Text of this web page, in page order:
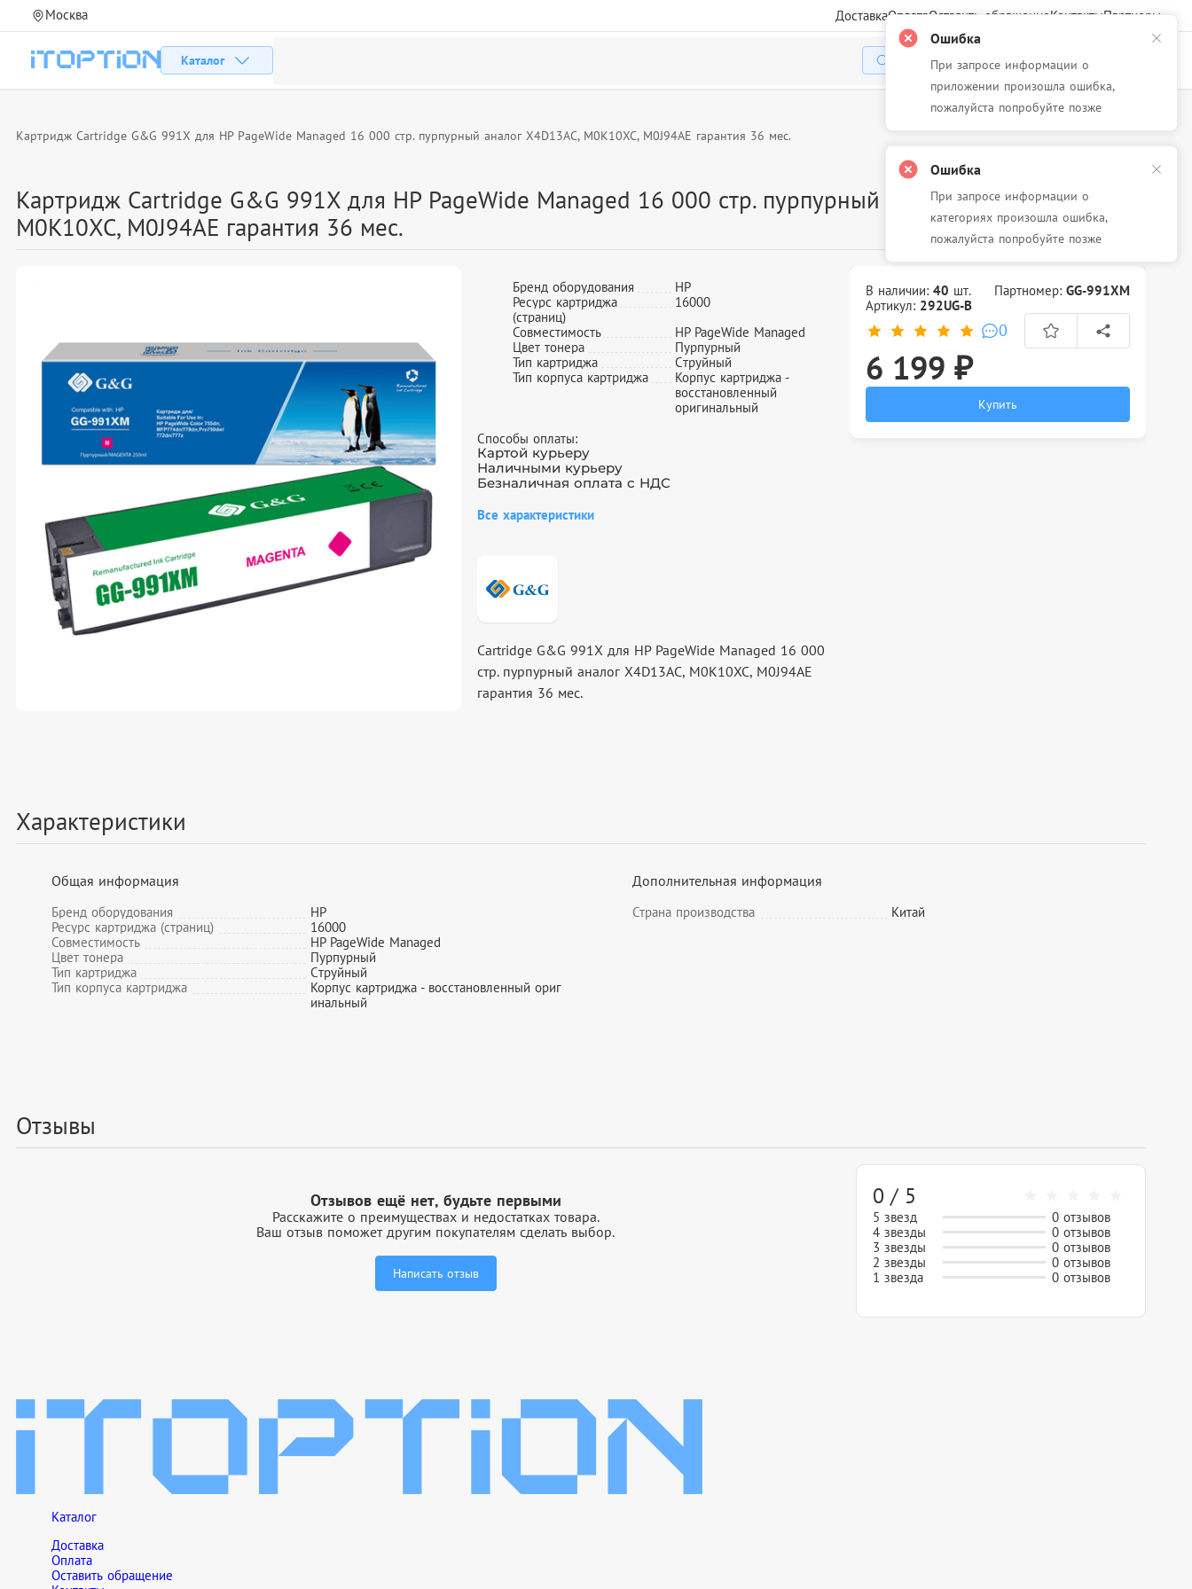
Москва ДоставкаОплатаОставить обращениеКонтактыПартнеры
Каталог
Избранное Корзина
Картридж Cartridge G&G 991X для HP PageWide Managed 16 000 стр. пурпурный аналог X4D13AC, M0K10XC, M0J94AE гарантия 36 мес.
Картридж Cartridge G&G 991X для HP PageWide Managed 16 000 стр. пурпурный аналог X4D13AC,
M0K10XC, M0J94AE гарантия 36 мес.
Бренд оборудования
HP
Ресурс картриджа
(страниц)
16000
Совместимость
HP PageWide Managed
Цвет тонера
Пурпурный
Тип картриджа
Cтруйный
Тип корпуса картриджа
Корпус картриджа -
восстановленный
оригинальный
Способы оплаты:
Картой курьеру
Наличными курьеру
Безналичная оплата с НДС
Все характеристики
Cartridge G&G 991X для HP PageWide Managed 16 000
стр. пурпурный аналог X4D13AC, M0K10XC, M0J94AE
гарантия 36 мес.
В наличии: 40 шт. Партномер:GG-991XM
Артикул: 292UG-B
0
6 199 ₽
Купить
Характеристики
Общая информация
Бренд оборудования
HP
Ресурс картриджа (страниц)
16000
Совместимость
HP PageWide Managed
Цвет тонера
Пурпурный
Тип картриджа
Cтруйный
Тип корпуса картриджа
Корпус картриджа - восстановленный ориг
инальный
Дополнительная информация
Страна производства Китай
Отзывы
Отзывов ещё нет, будьте первыми
Расскажите о преимуществах и недостатках товара.
Ваш отзыв поможет другим покупателям сделать выбор.
Написать отзыв
0 / 5
5 звезд
0 отзывов
4 звезды
0 отзывов
3 звезды
0 отзывов
2 звезды
0 отзывов
1 звезда
0 отзывов
Каталог
Доставка
Оплата
Оставить обращение
Ошибка
При запросе информации о
приложении произошла ошибка,
пожалуйста попробуйте позже
Ошибка
При запросе информации о
категориях произошла ошибка,
пожалуйста попробуйте позже